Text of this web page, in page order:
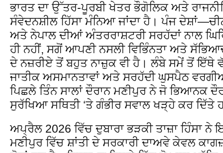
ਭਾਰਤ ਦਾ ਉੱਤਰ-ਪੂਰਬੀ ਖੇਤਰ ਭੌਗੋਲਿਕ ਅਤੇ
ਸੰਵੇਦਨਸ਼ੀਲ ਹਿੱਸਾ ਮੰਨਿਆ ਜਾਂਦਾ ਹੈ। ਪੰਜ
ਅਤੇ ਨੇਪਾਲ ਦੀਆਂ ਅੰਤਰਰਾਸ਼ਟਰੀ ਸਰਹੱਦਾਂ ਨਾਲ
ਹੀ ਨਹੀਂ, ਸਗੋਂ ਆਪਣੀ ਨਸਲੀ ਵਿਭਿੰਨਤਾ ਅਤੇ
ਦੇ ਨਜ਼ਰੀਏ ਤੋਂ ਬਹੁਤ ਨਾਜ਼ੁਕ ਵੀ ਹੈ। ਲੰਬੇ ਸਮੇਂ ਤੋਂ ਇੱਥੇ
ਜਾਤੀਕ ਅਸਮਾਨਤਾਵਾਂ ਅਤੇ ਸਰਹੱਦੀ ਘੁਸਪੈਠ
ਪਿਛਲੇ ਤਿੰਨ ਸਾਲਾਂ ਦੌਰਾਨ ਮਣੀਪੁਰ ਨੇ ਜੋ ਭਿਆਨਕ
ਸੁਰੱਖਿਆ ਸਥਿਤੀ ‘ਤੇ ਗੰਭੀਰ ਸਵਾਲ ਖੜ੍ਹੇ ਕਰ ਦਿੱਤੇ
ਅਪ੍ਰੈਲ 2026 ਵਿੱਚ ਦੁਬਾਰਾ ਭੜਕੀ ਤਾਜ਼ਾ ਹਿੰਸਾ ਨੇ
ਮਣੀਪੁਰ ਵਿੱਚ ਸ਼ਾਂਤੀ ਦੇ ਸਰਕਾਰੀ ਦਾਅਵੇ ਕੇਵਲ